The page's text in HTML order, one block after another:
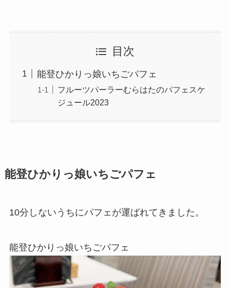
目次
能登ひかりっ娘いちごパフェ
フルーツパーラーむらはたのパフェスケ
ジュール2023
能登ひかりっ娘いちごパフェ
10分しないうちにパフェが運ばれてきました。
能登ひかりっ娘いちごパフェ